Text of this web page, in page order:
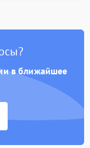
в ближайшее